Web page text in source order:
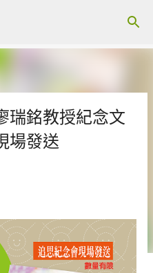
內容
瑞銘教授紀念文
場發送